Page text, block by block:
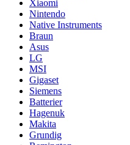
Xiaomi
Nintendo
Native Instruments
Braun
Asus
LG
MSI
Gigaset
Siemens
Batterier
Hagenuk
Makita
Grundig